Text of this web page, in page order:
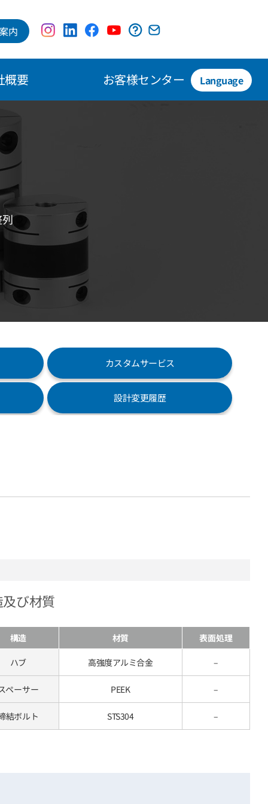
内
概要 お客様センター Language
カスタムサービス
設計変更履歴
び材質
構造 材質 表面処理
ハブ 高強度アルミ合金 –
ペーサー PEEK –
結ボルト STS304 –